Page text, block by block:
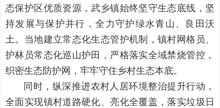
态保护区优质资源，武乡镇始终坚守生态底线，坚
持发展与保护并行，全力守护绿水青山、良田沃
土。当地建立常态化生态管护机制，镇村网格员、
护林员常态化巡山护田，严格落实全域禁烧管控，
织密生态防护网，牢牢守住乡村生态本底。
同时，纵深推进农村人居环境整治提升行动，
全面实现镇村道路硬化、亮化全覆盖，落实垃圾日